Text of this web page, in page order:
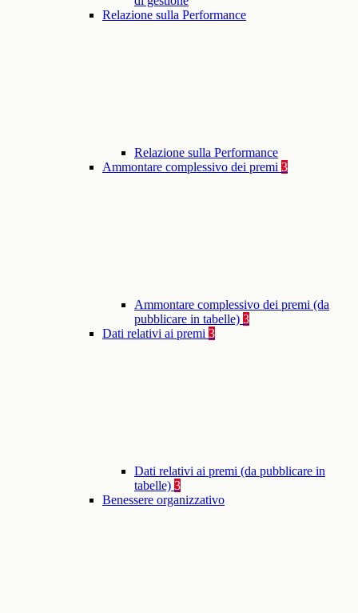
Relazione sulla Performance
Relazione sulla Performance
Ammontare complessivo dei premi 3
Ammontare complessivo dei premi (da
pubblicare in tabelle) 3
Dati relativi ai premi 3
Dati relativi ai premi (da pubblicare in
tabelle) 3
Benessere organizzativo